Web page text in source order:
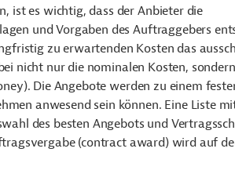
ist es wichtig, dass der Anbieter die
und Vorgaben des Auftraggebers
zu erwartenden Kosten das
nicht nur die nominalen Kosten,
Die Angebote werden zu einem
anwesend sein können. Eine Liste
des besten Angebots und
(contract award) wird auf